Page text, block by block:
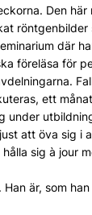
Den här
röntgenbilder
där
föreläsa för
ett
under
att öva sig i
sig à jour
är, som